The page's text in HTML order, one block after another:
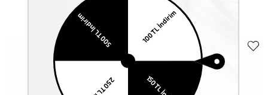
Benzer Ürünler